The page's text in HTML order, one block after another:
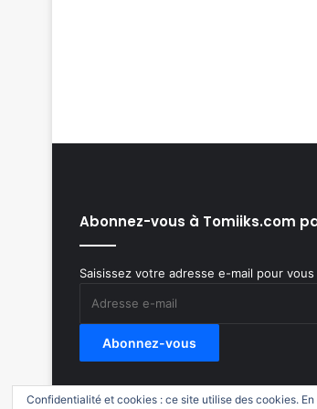
Abonnez-vous à Tomiiks.com
Saisissez votre adresse e-mail pour
Abonnez-vous
Confidentialité et cookies : ce site utilise des cookies.